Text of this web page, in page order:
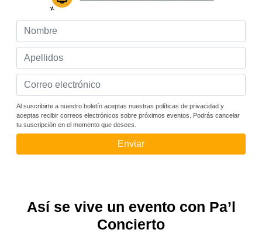
Al suscribirte a nuestro boletín aceptas nuestras políticas de privacidad y
aceptas recibir correos electrónicos sobre próximos eventos. Podrás cancelar
tu suscripción en el momento que desees.
Enviar
Así se vive un evento con Pa’l
Concierto